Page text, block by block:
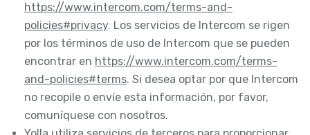
https://www.intercom.com/terms-and-
policies#privacy. Los servicios de Intercom se rigen
por los términos de uso de Intercom que se pueden
encontrar en https://www.intercom.com/terms-
and-policies#terms. Si desea optar por que Intercom
no recopile o envíe esta información, por favor,
comuníquese con nosotros.